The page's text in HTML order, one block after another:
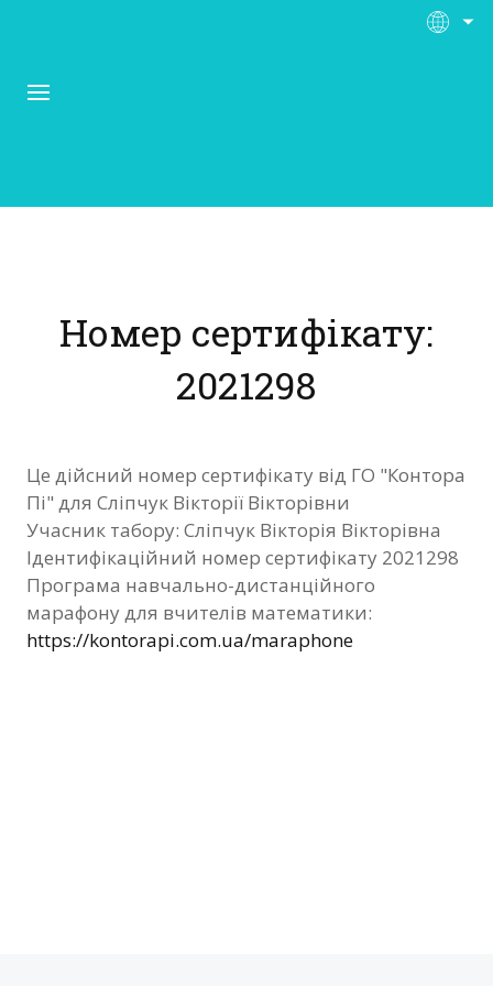
Матеріали
Нас підтримують
Фотозвіт
Видані сертифікати
Контакти
Номер сертифікату:
2021298
Це дійсний номер сертифікату від ГО "Контора
Пі" для Сліпчук Вікторії Вікторівни
Учасник табору: Сліпчук Вікторія Вікторівна
Ідентифікаційний номер сертифікату 2021298
Програма навчально-дистанційного
марафону для вчителів математики:
https://kontorapi.com.ua/maraphone